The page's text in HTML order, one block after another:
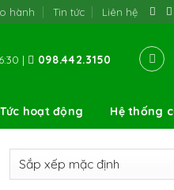
hành Tin tức Liên hệ
| 098.442.3150
hoạt động Hệ thống